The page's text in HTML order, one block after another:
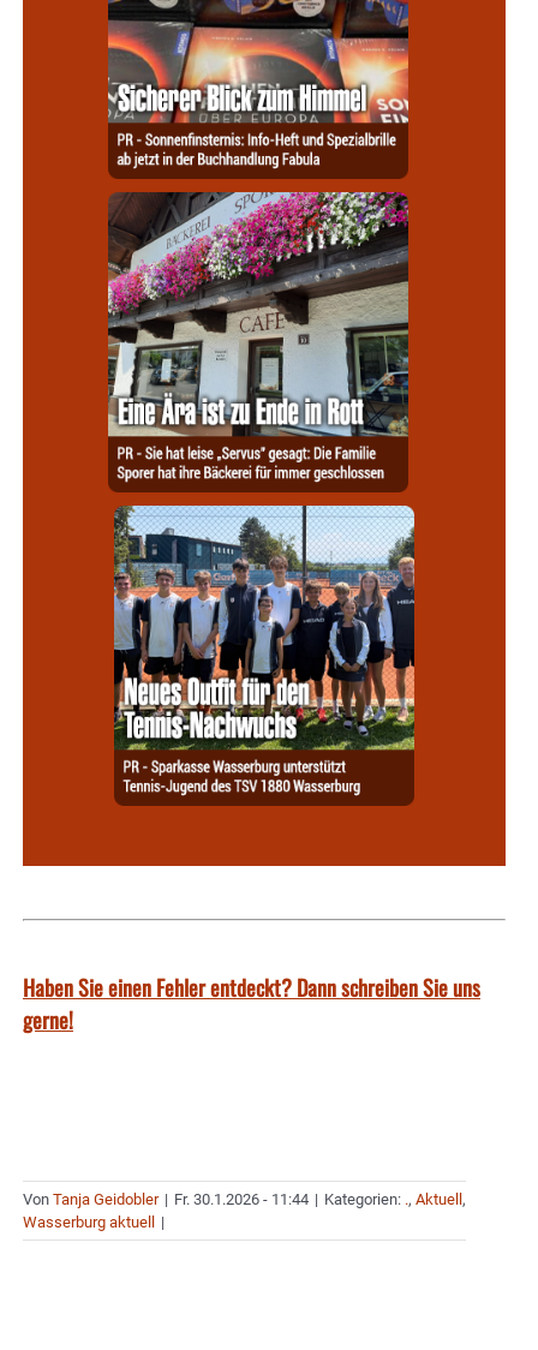
Haben Sie einen Fehler entdeckt? Dann schreiben Sie uns
gerne!
Von Tanja Geidobler | Fr. 30.1.2026 - 11:44 | Kategorien: ., Aktuell ,
Wasserburg aktuell
|